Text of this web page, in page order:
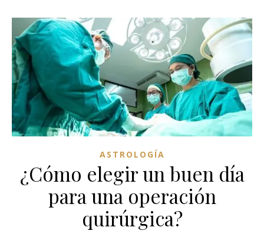
ASTROLOGÍA
¿Cómo elegir un buen día
para una operación
quirúrgica?